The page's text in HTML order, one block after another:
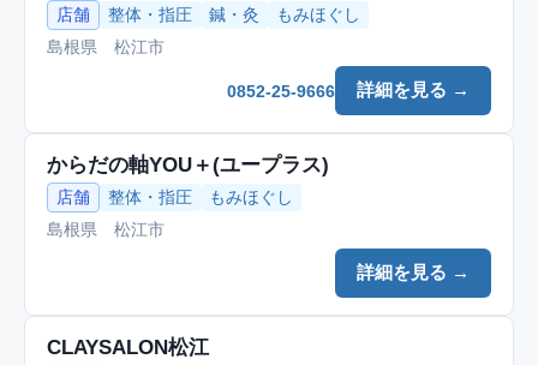
店舗 整体・指圧 鍼・灸
もみほぐし
島根県 松江市
詳細を見る →
0852-25-9666
からだの軸YOU＋(ユープラス)
店舗 整体・指圧
もみほぐし
島根県 松江市
詳細を見る →
CLAYSALON松江